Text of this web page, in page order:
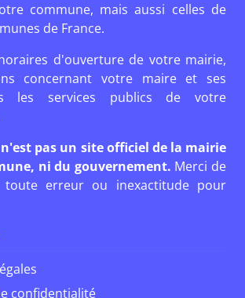
commune, mais aussi celles de
de France.
d'ouverture de votre mairie,
concernant votre maire et ses
les services publics de votre
pas un site officiel de la mairie
ni du gouvernement. Merci de
toute erreur ou inexactitude pour
confidentialité